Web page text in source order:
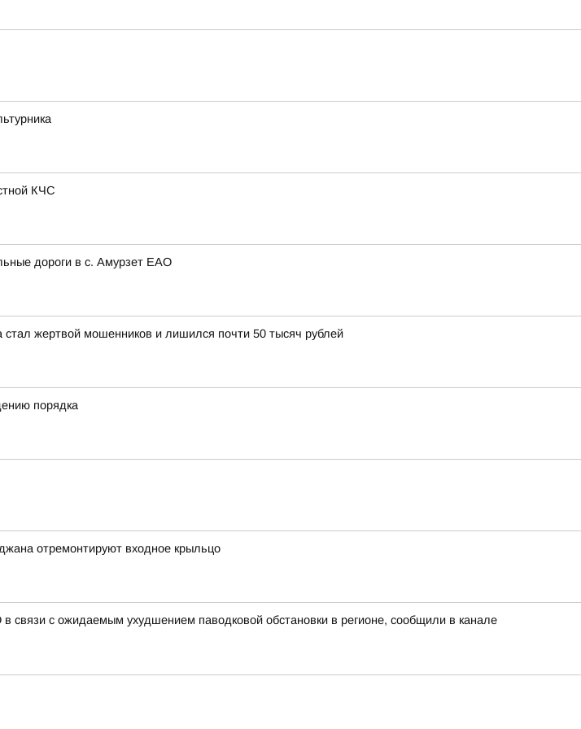
КЧС
дороги в с. Амурзет ЕАО
жертвой мошенников и лишился почти 50 тысяч рублей
порядка
отремонтируют входное крыльцо
связи с ожидаемым ухудшением паводковой обстановки в регионе, сообщили в канале